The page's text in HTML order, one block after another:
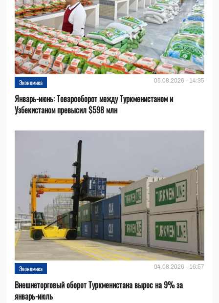
Экономика 05.08.2026 - 14:35
Январь-июнь: Товарооборот между Туркменистаном и
Узбекистаном превысил $598 млн
Экономика 04.08.2026 - 16:57
Внешнеторговый оборот Туркменистана вырос на 9% за
январь-июль